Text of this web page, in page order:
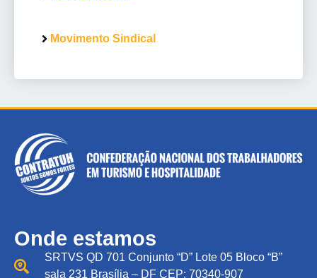
Movimento Sindical
Onde estamos
SRTVS QD 701 Conjunto “D” Lote 05 Bloco “B”
sala 231 Brasília – DF CEP: 70340-907